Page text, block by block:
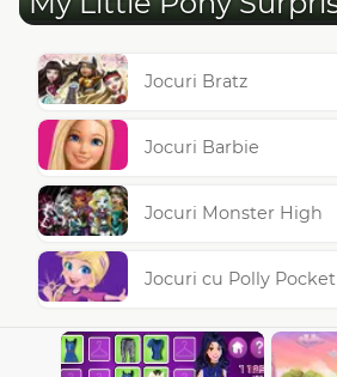
Jocuri Bratz
Jocuri Barbie
Jocuri Monster High
Jocuri cu Polly Pocket